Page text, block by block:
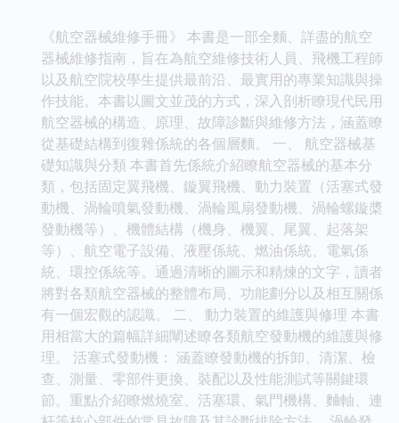
《航空器械維修手冊》 本書是一部全麵、詳盡的航空
器械維修指南，旨在為航空維修技術人員、飛機工程師
以及航空院校學生提供最前沿、最實用的專業知識與操
作技能。本書以圖文並茂的方式，深入剖析瞭現代民用
航空器械的構造、原理、故障診斷與維修方法，涵蓋瞭
從基礎結構到復雜係統的各個層麵。 一、 航空器械基
礎知識與分類 本書首先係統介紹瞭航空器械的基本分
類，包括固定翼飛機、鏇翼飛機、動力裝置（活塞式發
動機、渦輪噴氣發動機、渦輪風扇發動機、渦輪螺鏇槳
發動機等）、機體結構（機身、機翼、尾翼、起落架
等）、航空電子設備、液壓係統、燃油係統、電氣係
統、環控係統等。通過清晰的圖示和精煉的文字，讀者
將對各類航空器械的整體布局、功能劃分以及相互關係
有一個宏觀的認識。 二、 動力裝置的維護與修理 本書
用相當大的篇幅詳細闡述瞭各類航空發動機的維護與修
理。 活塞式發動機： 涵蓋瞭發動機的拆卸、清潔、檢
查、測量、零部件更換、裝配以及性能測試等關鍵環
節。重點介紹瞭燃燒室、活塞環、氣門機構、麯軸、連